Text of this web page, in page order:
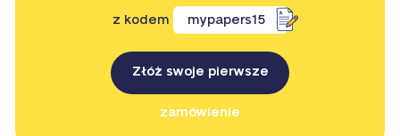
z kodem mypapers15
Złóż swoje pierwsze
zamówienie